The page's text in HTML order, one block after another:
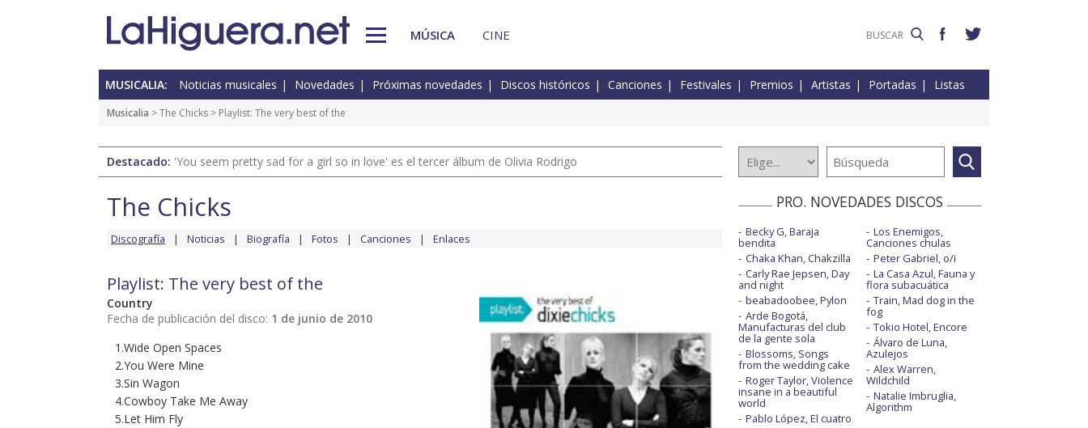
MÚSICA CINE
MUSICALIA: Noticias musicales Novedades Próximas novedades Discos históricos Canciones Festivales Premios Artistas Portadas Listas
Musicalia >The Chicks > Playlist: The very best of the
Destacado: 'You seem pretty sad for a girl so in love' es el tercer álbum de Olivia Rodrigo
The Chicks
Discografía Noticias Biografía Fotos Canciones Enlaces
Playlist: The very best of the
Country
Fecha de publicación del disco: 1 de junio de 2010
1.Wide Open Spaces
2.You Were Mine
3.Sin Wagon
4.Cowboy Take Me Away
5.Let Him Fly
PRO. NOVEDADES DISCOS
Becky G, Baraja
bendita
Chaka Khan, Chakzilla
Carly Rae Jepsen, Day
and night
beabadoobee, Pylon
Arde Bogotá,
Manufacturas del club
de la gente sola
Blossoms, Songs
from the wedding cake
Roger Taylor, Violence
insane in a beautiful
world
Pablo López, El cuatro
Los Enemigos,
Canciones chulas
Peter Gabriel, o/i
La Casa Azul, Fauna y
flora subacuática
Train, Mad dog in the
fog
Tokio Hotel, Encore
Álvaro de Luna,
Azulejos
Alex Warren,
Wildchild
Natalie Imbruglia,
Algorithm